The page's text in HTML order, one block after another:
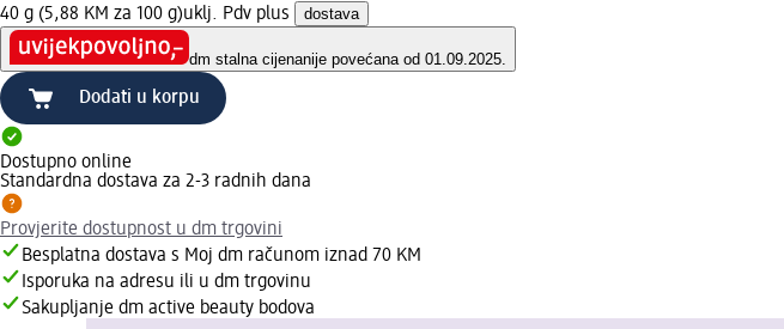
40 g (5,88 KM za 100 g)uklj. Pdv plus dostava
dm stalna cijenanije povećana od 01.09.2025.
Dodati u korpu
Dostupno online
Standardna dostava za 2-3 radnih dana
Provjerite dostupnost u dm trgovini
Besplatna dostava s Moj dm računom iznad 70 KM
Isporuka na adresu ili u dm trgovinu
Sakupljanje dm active beauty bodova